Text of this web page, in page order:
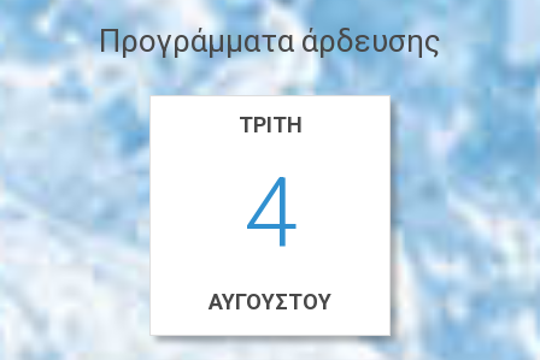
Προγράμματα άρδευσης
ΤΡΊΤΗ
4
ΑΥΓΟΎΣΤΟΥ